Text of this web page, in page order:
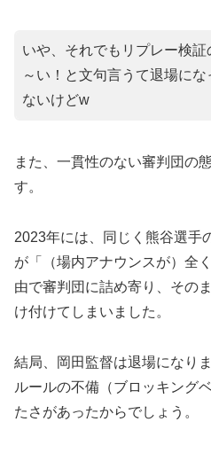
いや、それでもリプレー検証
～い！と文句言うて退場に
ないけどw
また、一貫性のない審判団の
す。
2023年には、同じく熊谷選手
が「（場内アナウンスが）全
由で審判団に詰め寄り、その
け付けてしまいました。
結局、岡田監督は退場になり
ルールの不備（ブロッキング
たさがあったからでしょう。